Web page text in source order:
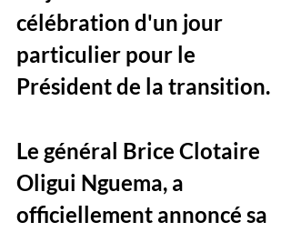
célébration d'un jour
particulier pour le
Président de la transition.
Le général Brice Clotaire
Oligui Nguema, a
officiellement annoncé sa